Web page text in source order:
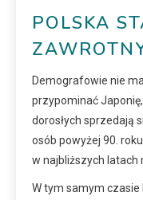
POLSKA
Demografowie nie
przypominać
dorosłych sprzedają
osób powyżej 90.
w najbliższych latach
W tym samym czasie